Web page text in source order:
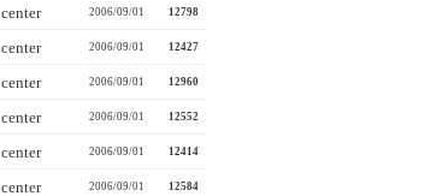
center 2006/09/01 12798
center 2006/09/01 12427
center 2006/09/01 12960
center 2006/09/01 12552
center 2006/09/01 12414
center 2006/09/01 12584